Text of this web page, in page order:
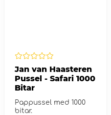
Jan van Haasteren
Pussel - Safari 1000
Bitar
Pappussel med 1000
bitar.